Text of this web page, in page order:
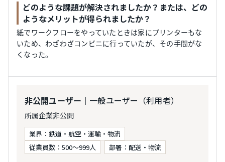
どのような課題が解決されましたか？または、どの
ようなメリットが得られましたか？
紙でワークフローをやっていたときは家にプリンターもな
いため、わざわざコンビニに行っていたが、その手間がな
くなった。
非公開ユーザー ｜一般ユーザー（利用者）
所属企業非公開
業界：鉄道・航空・運輸・物流
従業員数：500〜999人
部署：配送・物流